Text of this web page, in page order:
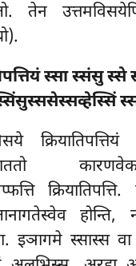
तेन
स्सा स्संसु स्से
क्रियातिपत्तियं
इञागमे स्सास्स